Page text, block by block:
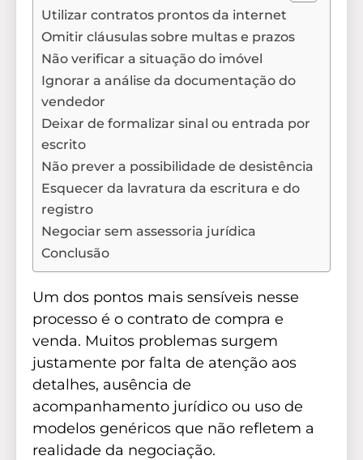
Utilizar contratos prontos da internet
Omitir cláusulas sobre multas e prazos
Não verificar a situação do imóvel
Ignorar a análise da documentação do
vendedor
Deixar de formalizar sinal ou entrada por
escrito
Não prever a possibilidade de desistência
Esquecer da lavratura da escritura e do
registro
Negociar sem assessoria jurídica
Conclusão
Um dos pontos mais sensíveis nesse
processo é o contrato de compra e
venda. Muitos problemas surgem
justamente por falta de atenção aos
detalhes, ausência de
acompanhamento jurídico ou uso de
modelos genéricos que não refletem a
realidade da negociação.